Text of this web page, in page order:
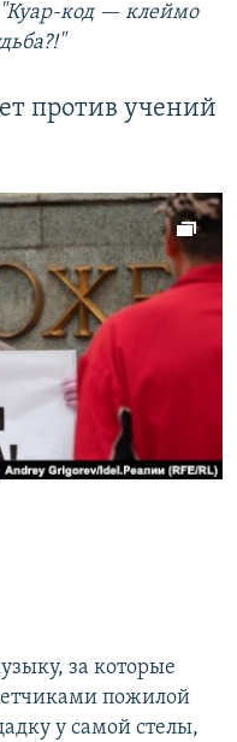
"Куар-код — клеймо
против учений
за которые
пожилой
у самой стелы,